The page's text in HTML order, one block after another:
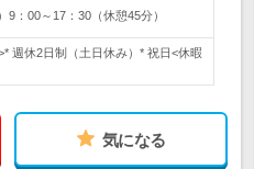
9：00～17：30（休憩45分）
週休2日制（土日休み）* 祝日<休暇
気になる